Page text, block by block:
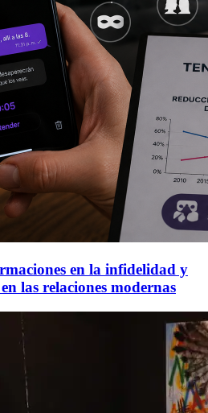
en la infidelidad y
las relaciones modernas